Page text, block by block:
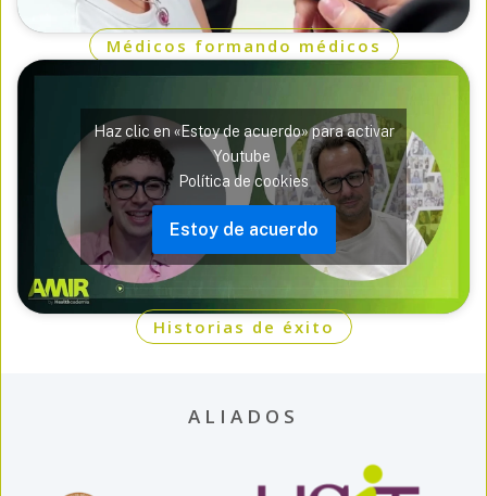
Médicos formando médicos
Haz clic en «Estoy de acuerdo» para activar
Youtube
Política de cookies
Estoy de acuerdo
Historias de éxito
ALIADOS